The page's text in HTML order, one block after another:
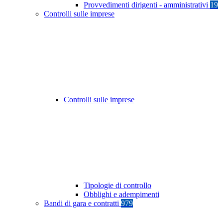
Provvedimenti dirigenti - amministrativi 19
Controlli sulle imprese
Controlli sulle imprese
Tipologie di controllo
Obblighi e adempimenti
Bandi di gara e contratti 979